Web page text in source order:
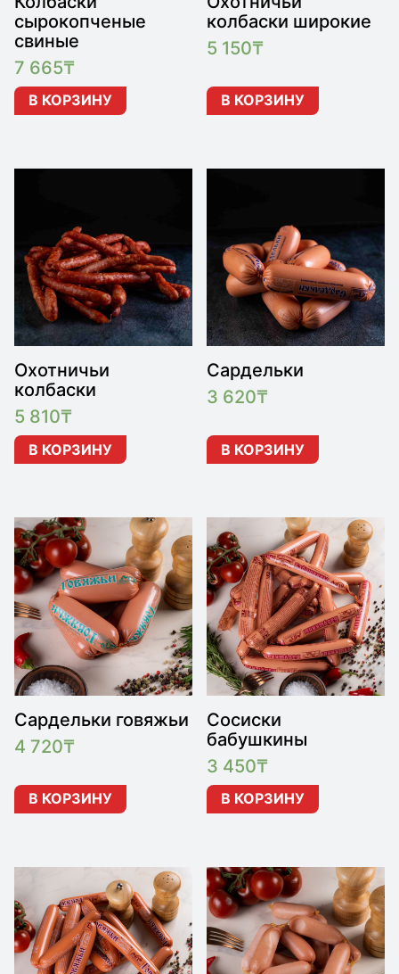
сырокопченые
свиные
7 665₸
В КОРЗИНУ
колбаски широкие
5 150₸
В КОРЗИНУ
Охотничьи
колбаски
5 810₸
В КОРЗИНУ
Сардельки
3 620₸
В КОРЗИНУ
Сардельки говяжьи
4 720₸
В КОРЗИНУ
Сосиски
бабушкины
3 450₸
В КОРЗИНУ